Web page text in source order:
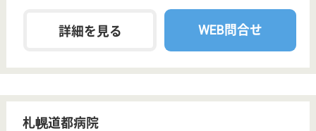
クリックジョブ介護とは